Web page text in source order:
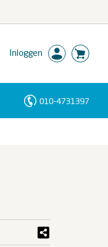
Inloggen
010-4731397